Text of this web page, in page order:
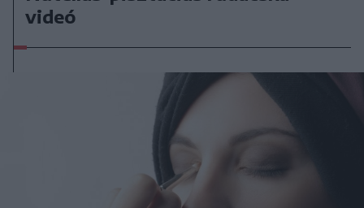
videó